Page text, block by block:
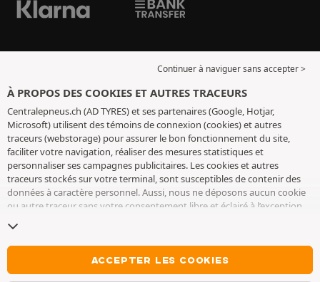
Continuer à naviguer sans accepter >
À PROPOS DES COOKIES ET AUTRES TRACEURS
Centralepneus.ch (AD TYRES) et ses partenaires (Google, Hotjar,
Microsoft) utilisent des témoins de connexion (cookies) et autres
traceurs (webstorage) pour assurer le bon fonctionnement du site,
faciliter votre navigation, réaliser des mesures statistiques et
personnaliser ses campagnes publicitaires. Les cookies et autres
traceurs stockés sur votre terminal, sont susceptibles de contenir des
données à caractère personnel. Aussi, nous ne déposons aucun cookie
ou autre traceur sans votre consentement libre et éclairé à l’exception
conservons votre choix pendant 6 mois. Vous pouvez retirer votre
consentement à tout moment en vous rendant sur lapage cookies et
. Vous pouvez choisir de continuer à naviguer sans
accepter le dépôt de cookies ou autres traceurs. Le refus ne fait pas
ACCEPTER LES COOKIES